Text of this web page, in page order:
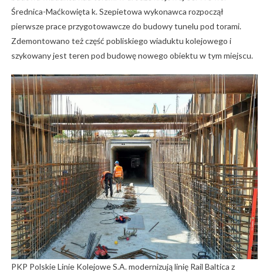
Średnica-Maćkowięta k. Szepietowa wykonawca rozpoczął
pierwsze prace przygotowawcze do budowy tunelu pod torami.
Zdemontowano też część pobliskiego wiaduktu kolejowego i
szykowany jest teren pod budowę nowego obiektu w tym miejscu.
PKP Polskie Linie Kolejowe S.A. modernizują linię Rail Baltica z